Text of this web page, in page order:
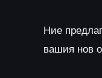
Ние
вашия нов